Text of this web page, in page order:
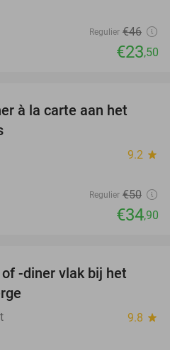
Regulier €46
€23,50
30%
à la carte aan het
9.2 star
Regulier €50
€34,90
-diner vlak bij het
9.8 star